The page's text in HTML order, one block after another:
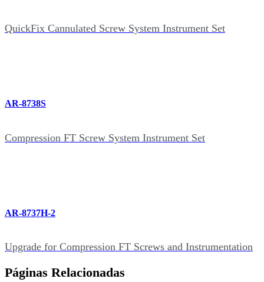
QuickFix Cannulated Screw System Instrument Set
AR-8738S
Compression FT Screw System Instrument Set
AR-8737H-2
Upgrade for Compression FT Screws and Instrumentation
Páginas Relacionadas